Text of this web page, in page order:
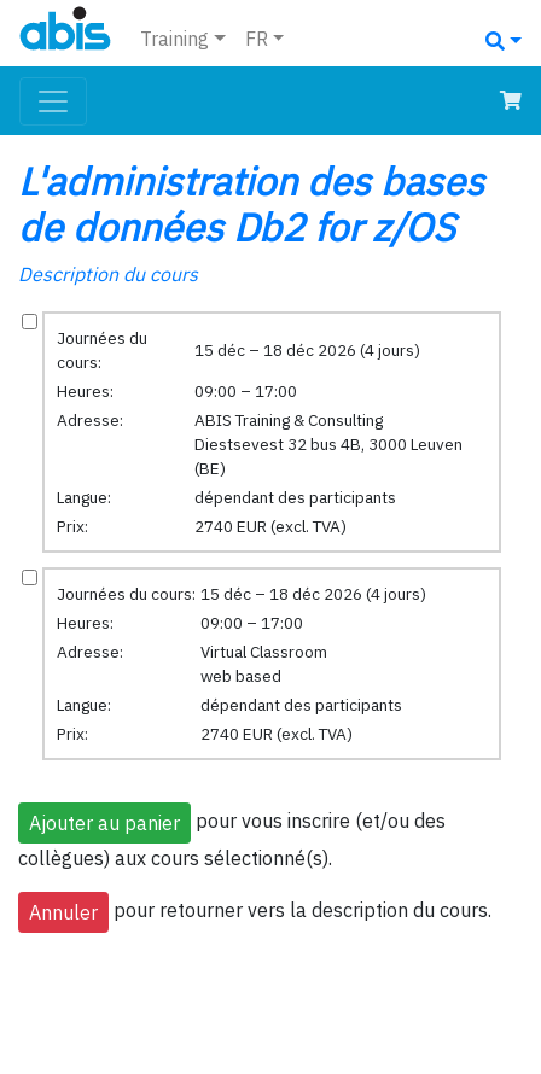
Training FR
L'administration des bases
de données Db2 for z/OS
Description du cours
Journées du
cours:
15 déc – 18 déc 2026 (4 jours)
Heures:
09:00 – 17:00
Adresse:
ABIS Training & Consulting
Diestsevest 32 bus 4B, 3000 Leuven
(BE)
Langue:
dépendant des participants
Prix:
2740 EUR (excl. TVA)
Journées du cours: 15 déc – 18 déc 2026 (4 jours)
Heures:
09:00 – 17:00
Adresse:
Virtual Classroom
web based
Langue:
dépendant des participants
Prix:
2740 EUR (excl. TVA)
pour vous inscrire (et/ou des
collègues) aux cours sélectionné(s).
pour retourner vers la description du cours.